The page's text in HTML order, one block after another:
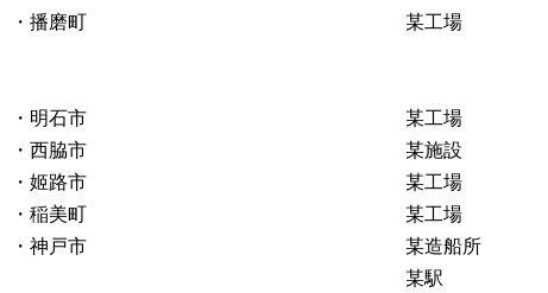
・播磨町
某工場
・明石市
某工場
・西脇市
某施設
・姬路市
某工場
・稲美町
某工場
・神戸市
某造船所
某駅